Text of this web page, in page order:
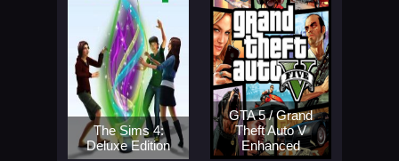
The Sims 4:
Deluxe Edition
GTA 5 / Grand
Theft Auto V
Enhanced